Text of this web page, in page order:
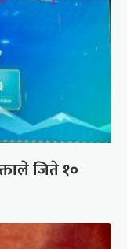
जिते १०